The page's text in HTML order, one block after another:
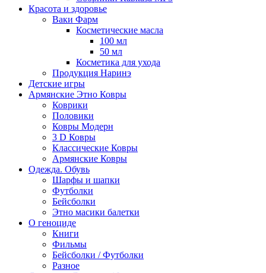
Красота и здоровье
Ваки Фарм
Косметические масла
100 мл
50 мл
Косметика для ухода
Продукция Наринэ
Детские игры
Армянские Этно Ковры
Коврики
Половики
Ковры Модерн
3 D Ковры
Классические Ковры
Армянские Ковры
Одежда. Обувь
Шарфы и шапки
Футболки
Бейсболки
Этно масики балетки
О геноциде
Книги
Фильмы
Бейсболки / Футболки
Разное